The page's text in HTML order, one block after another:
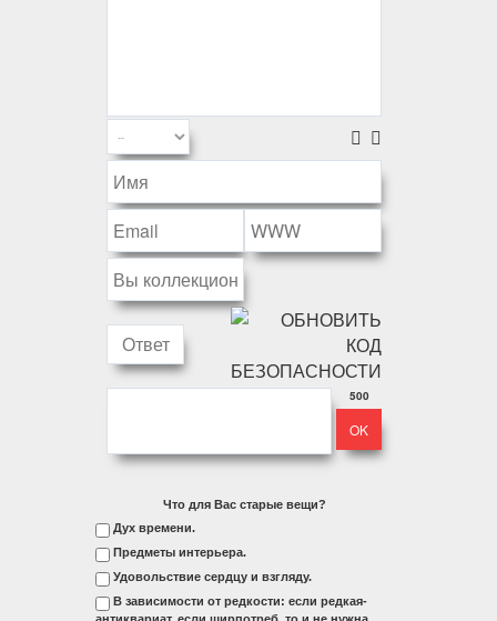
500
Что для Вас старые вещи?
Дух времени.
Предметы интерьера.
Удовольствие сердцу и взгляду.
В зависимости от редкости: если редкая-